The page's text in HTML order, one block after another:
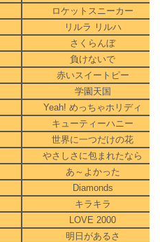
ロケットスニーカー
リルラ リルハ
さくらんぼ
負けないで
赤いスイートピー
学園天国
Yeah! めっちゃホリディ
キューティーハニー
世界に一つだけの花
やさしさに包まれたなら
あ～よかった
Diamonds
キラキラ
LOVE 2000
明日があるさ